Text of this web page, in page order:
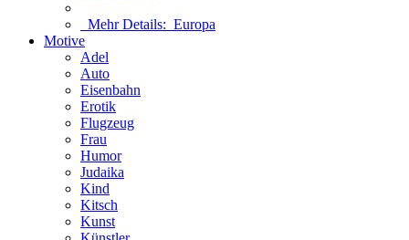
Mehr Details: Europa
Motive
Adel
Auto
Eisenbahn
Erotik
Flugzeug
Frau
Humor
Judaika
Kind
Kitsch
Kunst